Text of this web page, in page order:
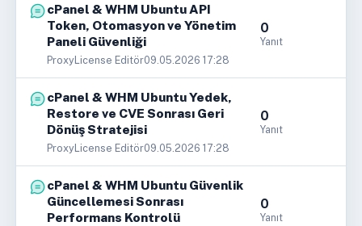
cPanel & WHM Ubuntu API
Token, Otomasyon ve Yönetim
Paneli Güvenliği
ProxyLicense Editör09.05.2026 17:28
0
Yanıt
cPanel & WHM Ubuntu Yedek,
Restore ve CVE Sonrası Geri
Dönüş Stratejisi
ProxyLicense Editör09.05.2026 17:28
0
Yanıt
cPanel & WHM Ubuntu Güvenlik
Güncellemesi Sonrası
Performans Kontrolü
0
Yanıt